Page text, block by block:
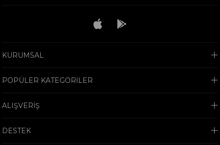
KURUMSAL
POPÜLER KATEGORİLER
ALIŞVERİŞ
DESTEK